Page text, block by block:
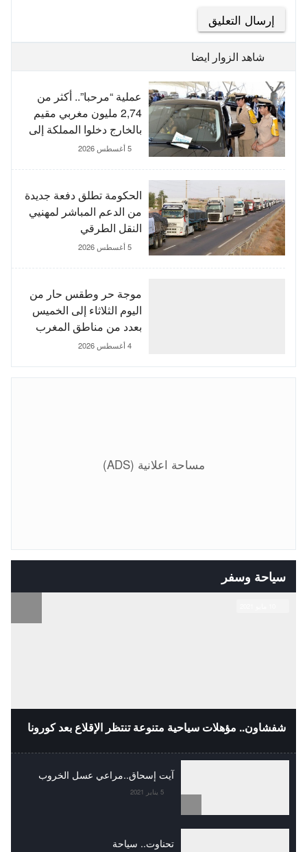
شاهد الزوار ايضا
عملية “مرحبا”.. أكثر من
2,74 مليون مغربي مقيم
بالخارج دخلوا المملكة إلى
غاية 3 غشت
5 أغسطس 2026
الحكومة تطلق دفعة جديدة
من الدعم المباشر لمهنيي
النقل الطرقي
5 أغسطس 2026
موجة حر وطقس حار من
اليوم الثلاثاء إلى الخميس
بعدد من مناطق المغرب
4 أغسطس 2026
مساحة اعلانية (ADS)
سياحة وسفر
شفشاون.. مؤهلات سياحية متنوعة تنتظر الإقلاع بعد كورونا
آيت إسحاق..مراعي عسل الخروب
5 يناير 2021
تحناوت.. سياحة